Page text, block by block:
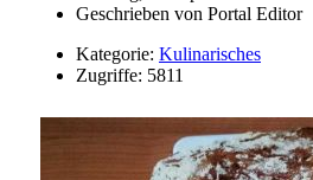
Geschrieben von Portal Editor
Kategorie: Kulinarisches
Zugriffe: 5811